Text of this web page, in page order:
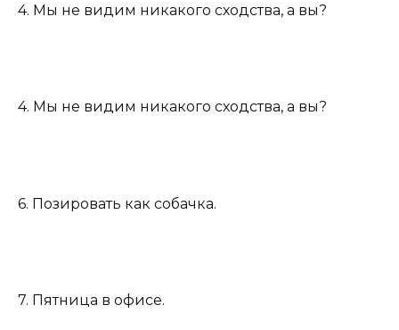
4. Мы не видим никакого сходства, а вы?
4. Мы не видим никакого сходства, а вы?
6. Позировать как собачка.
7. Пятница в офисе.